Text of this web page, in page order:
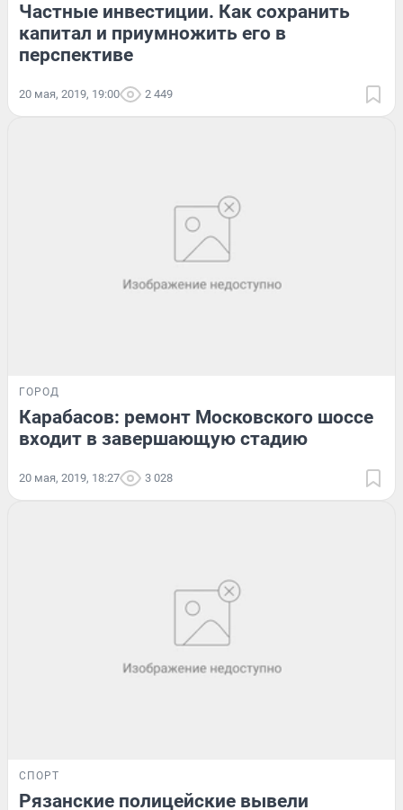
Частные инвестиции. Как сохранить
капитал и приумножить его в
перспективе
20 мая, 2019, 19:00 2 449
ГОРОД
Карабасов: ремонт Московского шоссе
входит в завершающую стадию
20 мая, 2019, 18:27 3 028
СПОРТ
Рязанские полицейские вывели